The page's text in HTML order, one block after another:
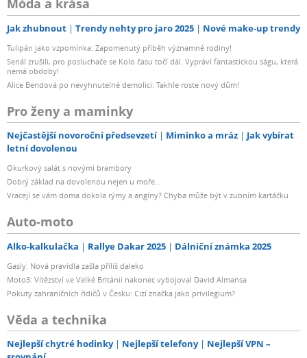
Móda a krása
Jak zhubnout Trendy nehty pro jaro 2025 Nové make-up trendy
Tulipán jako vzpomínka: Zapomenutý příběh významné rodiny!
Seriál zrušili, pro posluchače se Kolo času točí dál. Vypráví fantastickou ságu, která
nemá obdoby!
Alice Bendová po nevyhnutelné demolici: Takhle roste nový dům!
Pro ženy a maminky
Nejčastější novoroční předsevzetí Miminko a mráz
Jak vybírat
letní dovolenou
Okurkový salát s novými brambory
Dobrý základ na dovolenou nejen u moře...
Vracejí se vám doma dokola rýmy a angíny? Chyba může být v zubním kartáčku
Auto-moto
Alko-kalkulačka Rallye Dakar 2025 Dálniční známka 2025
Gasly: Nová pravidla zašla příliš daleko
Moto3: Vítězství ve Velké Británii nakonec vybojoval David Almansa
Pokuty zahraničních řidičů v Česku: Cizí značka jako privilegium?
Věda a technika
Nejlepší chytré hodinky Nejlepší telefony
Nejlepší VPN –